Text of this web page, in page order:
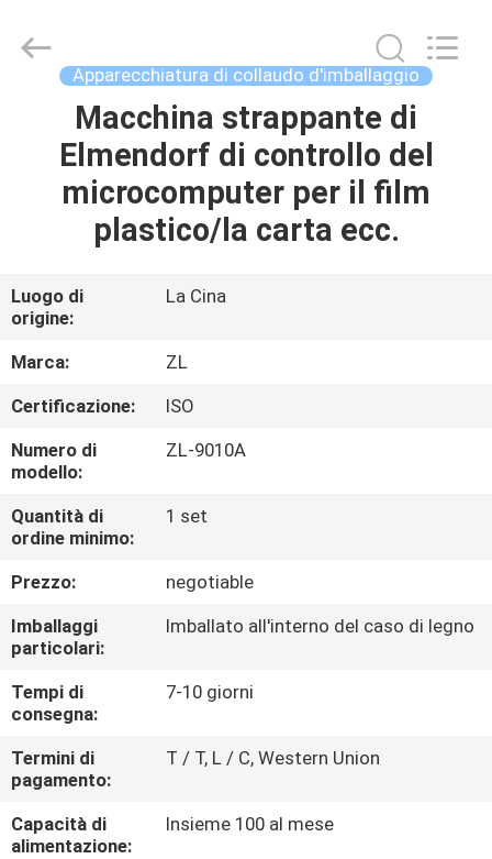
CASA
PRODOTTI
CIRCA
NOI
GIRO
DELLA
FABBRICA
CONTROLLO
DI
QUALITÀ
CONTATTICI
NOTIZIE
Instrument
Technology
Apparecchiatura di collaudo d'imballaggio
Macchina strappante di
Elmendorf di controllo del
microcomputer per il film
plastico/la carta ecc.
Luogo di
origine:
La Cina
Marca:
ZL
Certificazione:
ISO
Numero di
modello:
ZL-9010A
Quantità di
ordine minimo:
1 set
Prezzo:
negotiable
Imballaggi
particolari:
Imballato all'interno del caso di legno
Tempi di
consegna:
7-10 giorni
Termini di
pagamento:
T / T, L / C, Western Union
Capacità di
alimentazione:
Insieme 100 al mese